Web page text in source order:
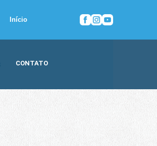
Início
CONTATO